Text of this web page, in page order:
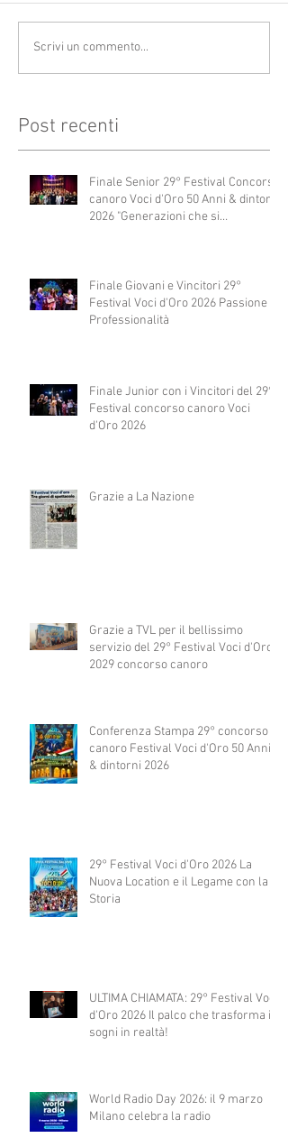
Scrivi un commento...
Post recenti
Finale Senior 29° Festival Concorso
canoro Voci d'Oro 50 Anni & dintorni
2026 "Generazioni che si
Finale Giovani e Vincitori 29°
Festival Voci d'Oro 2026 Passione e
Professionalità
Finale Junior con i Vincitori del 29°
Festival concorso canoro Voci
d'Oro 2026
Grazie a La Nazione
Grazie a TVL per il bellissimo
servizio del 29° Festival Voci d'Oro
2029 concorso canoro
Conferenza Stampa 29° concorso
canoro Festival Voci d'Oro 50 Anni
& dintorni 2026
29° Festival Voci d'Oro 2026 La
Nuova Location e il Legame con la
Storia
ULTIMA CHIAMATA: 29° Festival Voci
d'Oro 2026 Il palco che trasforma i
sogni in realtà!
World Radio Day 2026: il 9 marzo
Milano celebra la radio